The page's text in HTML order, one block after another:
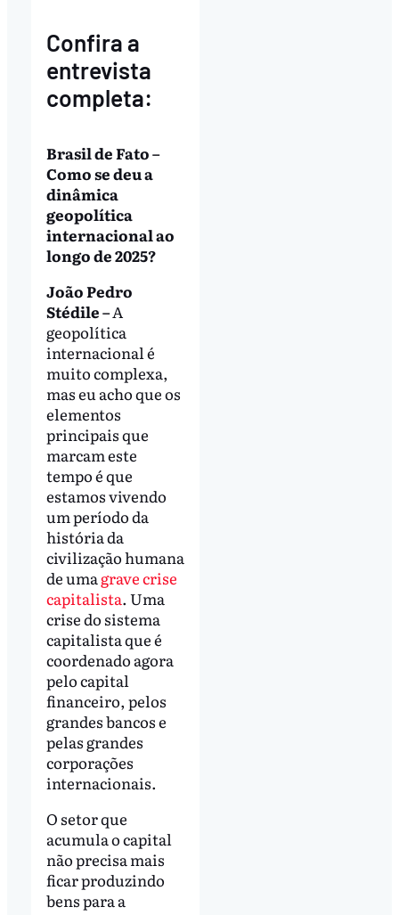
Confira a
entrevista
completa:
Brasil de Fato –
Como se deu a
dinâmica
geopolítica
internacional ao
longo de 2025?
João Pedro
Stédile –A
geopolítica
internacional é
muito complexa,
mas eu acho que os
elementos
principais que
marcam este
tempo é que
estamos vivendo
um período da
história da
civilização humana
de umagrave crise
capitalista. Uma
crise do sistema
capitalista que é
coordenado agora
pelo capital
financeiro, pelos
grandes bancos e
pelas grandes
corporações
internacionais.
O setor que
acumula o capital
não precisa mais
ficar produzindo
bens para a